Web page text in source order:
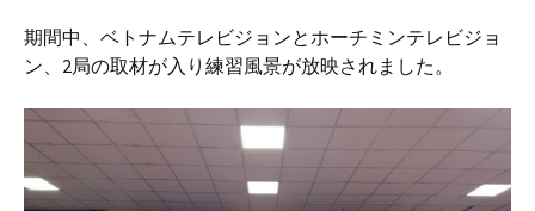
期間中、ベトナムテレビジョンとホーチミンテレビジョ
ン、2局の取材が入り練習風景が放映されました。